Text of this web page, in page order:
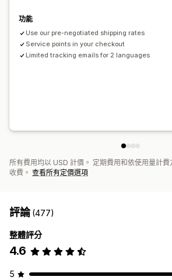
功能
Use our pre-negotiated shipping rates
Service points in your checkout
Limited tracking emails for 2 languages
所有費用均以 USD 計價。 定期費用和依使用量計
收費。 查看所有定價選項
評論(477)
整體評分
4.6
5